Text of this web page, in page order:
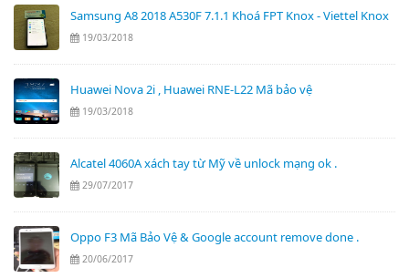
Samsung A8 2018 A530F 7.1.1 Khoá FPT Knox - Viettel Knox
19/03/2018
Huawei Nova 2i , Huawei RNE-L22 Mã bảo vệ
19/03/2018
Alcatel 4060A xách tay từ Mỹ về unlock mạng ok .
29/07/2017
Oppo F3 Mã Bảo Vệ & Google account remove done .
20/06/2017